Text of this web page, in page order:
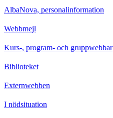
AlbaNova, personalinformation
Webbmejl
Kurs-, program- och gruppwebbar
Biblioteket
Externwebben
I nödsituation